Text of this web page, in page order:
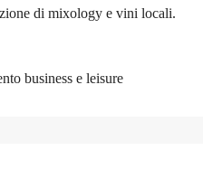
di mixology e vini locali.
business e leisure